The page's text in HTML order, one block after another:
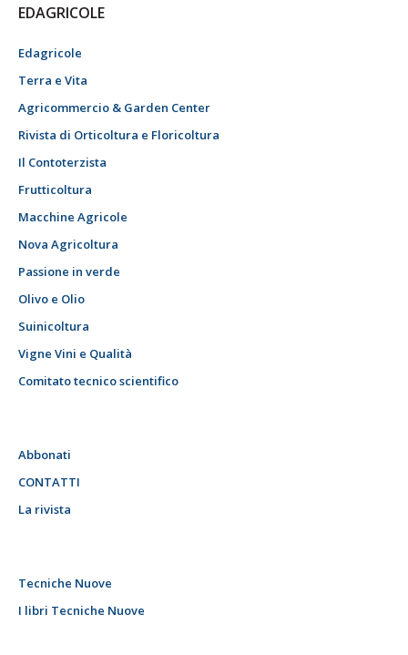
EDAGRICOLE
Edagricole
Terra e Vita
Agricommercio & Garden Center
Rivista di Orticoltura e Floricoltura
Il Contoterzista
Frutticoltura
Macchine Agricole
Nova Agricoltura
Passione in verde
Olivo e Olio
Suinicoltura
Vigne Vini e Qualità
Comitato tecnico scientifico
Abbonati
CONTATTI
La rivista
Tecniche Nuove
I libri Tecniche Nuove